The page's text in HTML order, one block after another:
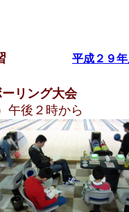
平成２９
リング大会
午後２時から